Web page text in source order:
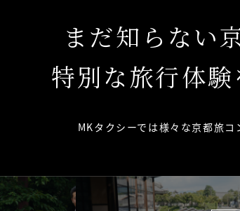
まだ知らない
特別な旅行体
MKタクシーでは様々な京都旅コ